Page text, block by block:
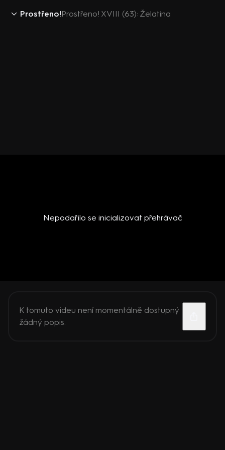
Prostřeno!Prostřeno! XVIII (63): Želatina
Nepodařilo se inicializovat přehrávač
K tomuto videu není momentálně dostupný
žádný popis.